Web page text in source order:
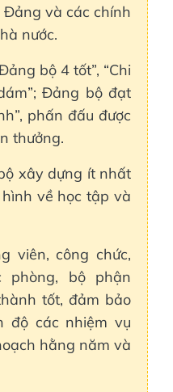
Đảng và các chính
nước.
bộ 4 tốt”, “Chi
Đảng bộ đạt
phấn đấu được
thưởng.
xây dựng ít nhất
về học tập và
viên, công chức,
phòng, bộ phận
tốt, đảm bảo
độ các nhiệm vụ
hằng năm và